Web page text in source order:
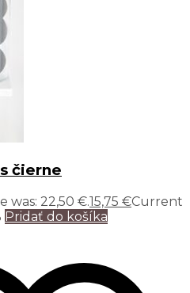
čierne
was: 22,50 €.15,75 €Current
Pridať do košíka